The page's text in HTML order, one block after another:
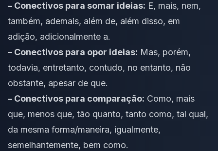
– Conectivos para somar ideias: E, mais, nem,
também, ademais, além de, além disso, em
adição, adicionalmente a.
– Conectivos para opor ideias: Mas, porém,
todavia, entretanto, contudo, no entanto, não
obstante, apesar de que.
– Conectivos para comparação: Como, mais
que, menos que, tão quanto, tanto como, tal qual,
da mesma forma/maneira, igualmente,
semelhantemente, bem como.